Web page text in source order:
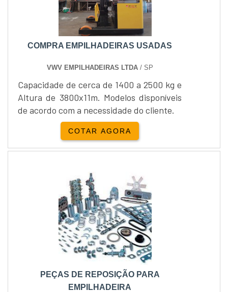
COMPRA EMPILHADEIRAS USADAS
VWV EMPILHADEIRAS LTDA/ SP
Capacidade de cerca de 1400 a 2500 kg e
Altura de 3800x11m. Modelos disponíveis
de acordo com a necessidade do cliente.
COTAR AGORA
PEÇAS DE REPOSIÇÃO PARA
EMPILHADEIRA